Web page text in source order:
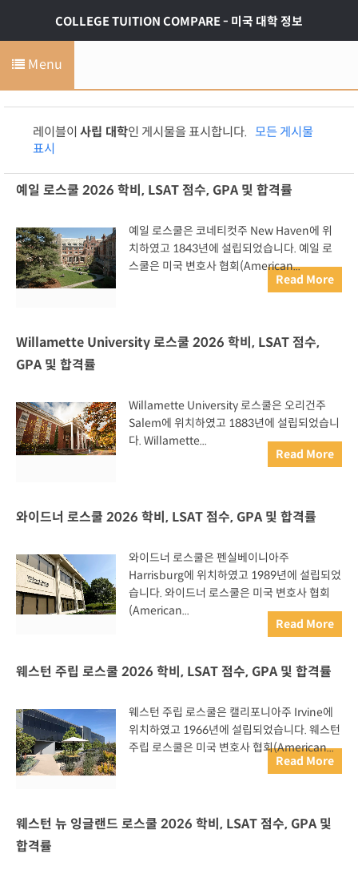
COLLEGE TUITION COMPARE - 미국 대학 정보
Menu
레이블이 사립 대학인 게시물을 표시합니다. 모든 게시물
표시
예일 로스쿨 2026 학비, LSAT 점수, GPA 및 합격률
예일 로스쿨은 코네티컷주 New Haven에 위
치하였고 1843년에 설립되었습니다. 예일 로
스쿨은 미국 변호사 협회(American...
Read More
Willamette University 로스쿨 2026 학비, LSAT 점수,
GPA 및 합격률
Willamette University 로스쿨은 오리건주
Salem에 위치하였고 1883년에 설립되었습니
다. Willamette...
Read More
와이드너 로스쿨 2026 학비, LSAT 점수, GPA 및 합격률
와이드너 로스쿨은 펜실베이니아주
Harrisburg에 위치하였고 1989년에 설립되었
습니다. 와이드너 로스쿨은 미국 변호사 협회
(American...
Read More
웨스턴 주립 로스쿨 2026 학비, LSAT 점수, GPA 및 합격률
웨스턴 주립 로스쿨은 캘리포니아주 Irvine에
위치하였고 1966년에 설립되었습니다. 웨스턴
주립 로스쿨은 미국 변호사 협회(American...
Read More
웨스턴 뉴 잉글랜드 로스쿨 2026 학비, LSAT 점수, GPA 및
합격률